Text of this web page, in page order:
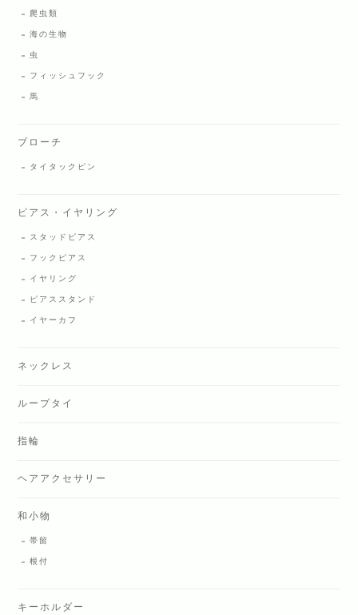
爬虫類
海の生物
虫
フィッシュフック
馬
ブローチ
タイタックピン
ピアス・イヤリング
スタッドピアス
フックピアス
イヤリング
ピアススタンド
イヤーカフ
ネックレス
ループタイ
指輪
ヘアアクセサリー
和小物
帯留
根付
キーホルダー